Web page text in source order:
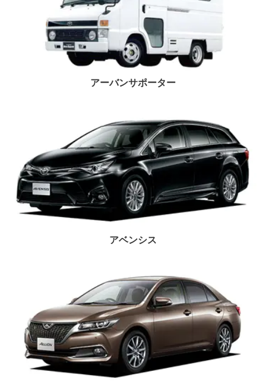
アーバンサポーター
アベンシス